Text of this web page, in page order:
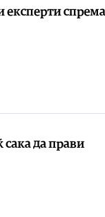
експерти спрема
да прави